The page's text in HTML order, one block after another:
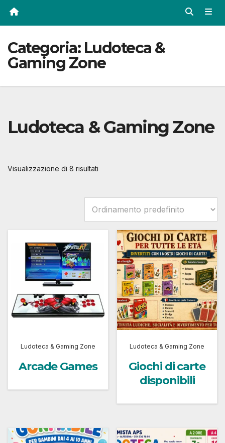
Categoria: Ludoteca &
Gaming Zone
Ludoteca & Gaming Zone
Visualizzazione di 8 risultati
Ludoteca & Gaming Zone
Arcade Games
Ludoteca & Gaming Zone
Giochi di carte
disponibili